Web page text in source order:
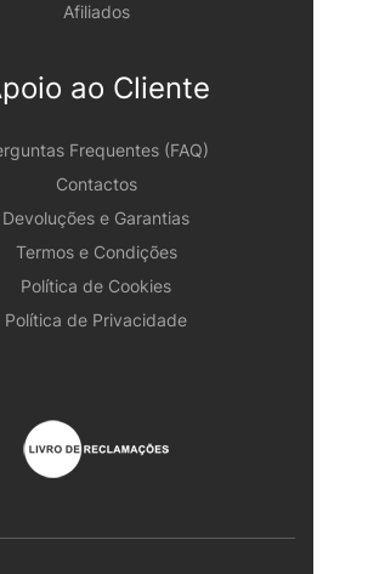
Afiliados
ao Cliente
Frequentes (FAQ)
Contactos
Devoluções e Garantias
Termos e Condições
Política de Cookies
Política de Privacidade